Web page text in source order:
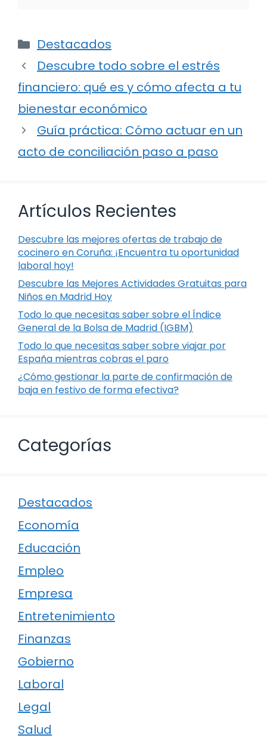
Categorías
Destacados
Descubre todo sobre el estrés
financiero: qué es y cómo afecta a tu
bienestar económico
Guía práctica: Cómo actuar en un
acto de conciliación paso a paso
Artículos Recientes
Descubre las mejores ofertas de trabajo de
cocinero en Coruña: ¡Encuentra tu oportunidad
laboral hoy!
Descubre las Mejores Actividades Gratuitas para
Niños en Madrid Hoy
Todo lo que necesitas saber sobre el Índice
General de la Bolsa de Madrid (IGBM)
Todo lo que necesitas saber sobre viajar por
España mientras cobras el paro
¿Cómo gestionar la parte de confirmación de
baja en festivo de forma efectiva?
Categorías
Destacados
Economía
Educación
Empleo
Empresa
Entretenimiento
Finanzas
Gobierno
Laboral
Legal
Salud